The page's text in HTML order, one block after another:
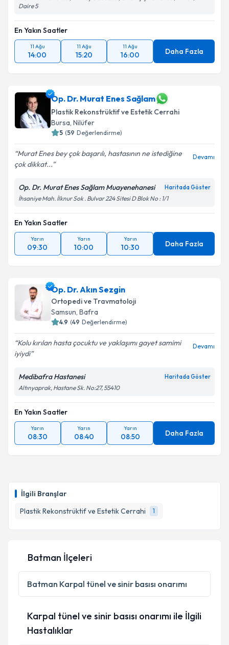
İlgili Branşlar
Plastik Rekonstrüktif ve Estetik Cerrahi
1
Takvim Talebini Gönder
Daire 5
En Yakın Saatler
11 Ağu
14:00
11 Ağu
15:20
11 Ağu
16:00 Daha Fazla
Op. Dr. Murat Enes Sağlam
Plastik Rekonstrüktif ve Estetik Cerrahi
Bursa, Nilüfer
5 (59 Değerlendirme)
Murat Enes bey çok başarılı, hastasının ne istediğine
çok dikkat...
Devamı
Op. Dr. Murat Enes Sağlam Muayenehanesi Haritada Göster
İhsaniye Mah. İlknur Sok . Bulvar 224 Sitesi D Blok No : 1/1
En Yakın Saatler
Yarın
09:30
Yarın
10:00
Yarın
10:30 Daha Fazla
Op. Dr. Akın Sezgin
Ortopedi ve Travmatoloji
Samsun, Bafra
4.9 (49 Değerlendirme)
Kolu kırılan hasta çocuktu ve yaklaşımı gayet samimi
iyiydi
Devamı
Medibafra Hastanesi Haritada Göster
Altınyaprak, Hastane Sk. No:27, 55410
En Yakın Saatler
Yarın
08:30
Yarın
08:40
Yarın
08:50 Daha Fazla
Batman İlçeleri
Batman Karpal tünel ve sinir basısı onarımı
Karpal tünel ve sinir basısı onarımı ile İlgili
Hastalıklar